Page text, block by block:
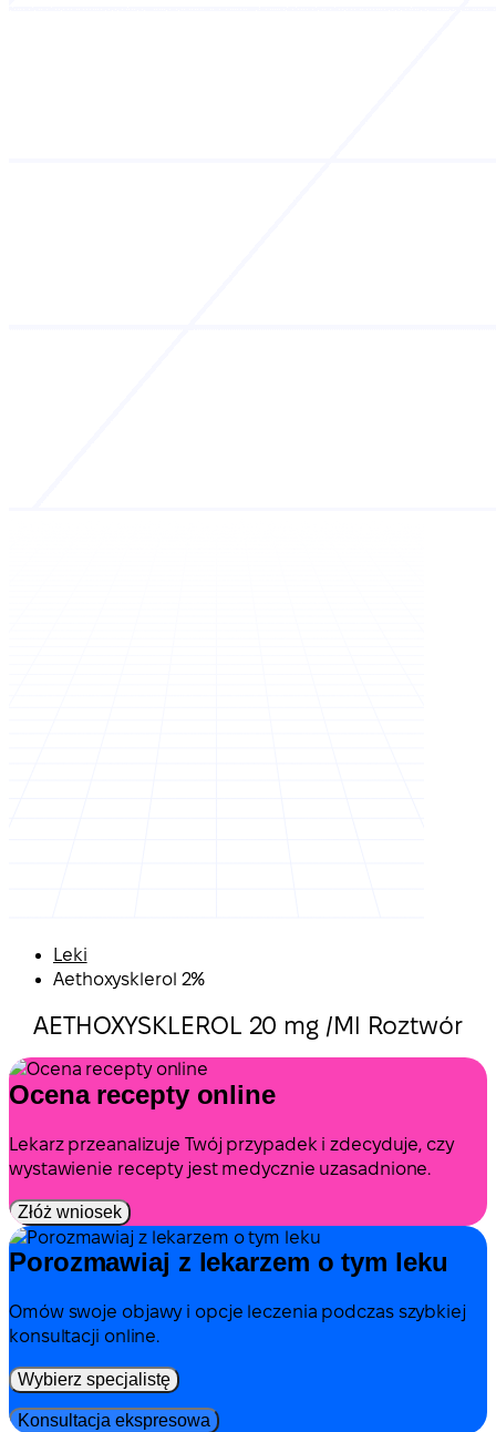
Leki
Aethoxysklerol 2%
AETHOXYSKLEROL 20 mg /Ml Roztwór
Ocena recepty online
Lekarz przeanalizuje Twój przypadek i zdecyduje, czy
wystawienie recepty jest medycznie uzasadnione.
Złóż wniosek
Porozmawiaj z lekarzem o tym leku
Omów swoje objawy i opcje leczenia podczas szybkiej
konsultacji online.
Wybierz specjalistę
Konsultacja ekspresowa